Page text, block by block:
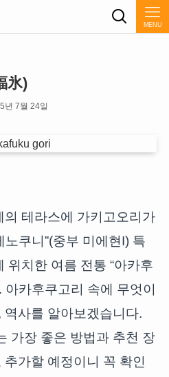
MENU
氷)
년 7월 24일
테라스에 가키고오리가
쿠니”(중부 미에현I) 특
위치한 여름 전통 “아카후
아카후쿠고리 속에 무엇이
사를 알아보겠습니다.
가장 좋은 방법과 추천 장
가할 예정이니 꼭 확인